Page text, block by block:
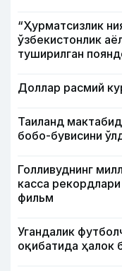
“Ҳурматсизлик
ўзбекистонлик
туширилган
Доллар расмий
Таиланд
бобо-бувисини
Голливуднинг
касса
фильм
Угандалик
оқибатида ҳалок